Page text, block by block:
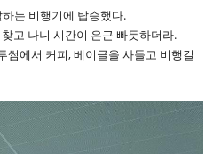
는 비행기에 탑승했다.
고 나니 시간이 은근 빠듯하더라.
썸에서 커피, 베이글을 사들고 비행길